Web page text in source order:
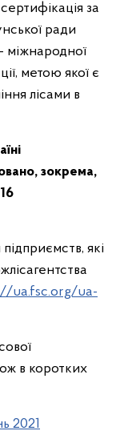
за
ради
міжнародної
метою якої є
лісами в
зокрема,
які
ua.fsc.org/ua-
в коротких
2021